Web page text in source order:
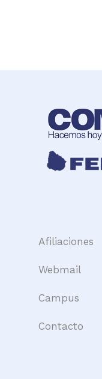
Afiliaciones
Webmail
Campus
Contacto